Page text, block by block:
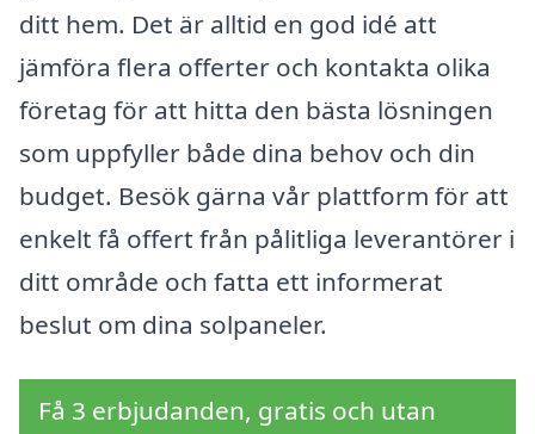
ditt hem. Det är alltid en god idé att
jämföra flera offerter och kontakta olika
företag för att hitta den bästa lösningen
som uppfyller både dina behov och din
budget. Besök gärna vår plattform för att
enkelt få offert från pålitliga leverantörer i
ditt område och fatta ett informerat
beslut om dina solpaneler.
Få 3 erbjudanden, gratis och utan